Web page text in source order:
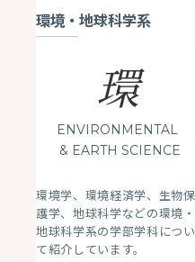
環境・地球科学系
環
ENVIRONMENTAL
& EARTH SCIENCE
環境学、環境経済学、生物保
護学、地球科学などの環境・
地球科学系の学部学科につい
て紹介しています。